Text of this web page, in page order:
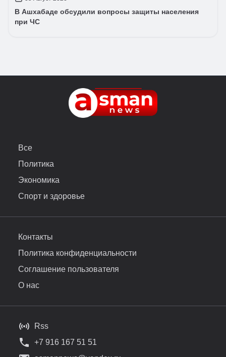
В Ашхабаде обсудили вопросы защиты населения
при ЧС
Все
Политика
Экономика
Спорт и здоровье
Контакты
Политика конфиденциальности
Соглашение пользователя
О нас
Rss
+7 916 167 51 51